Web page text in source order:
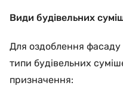
Види будівельних
Для оздоблення фасаду
типи будівельних
призначення: